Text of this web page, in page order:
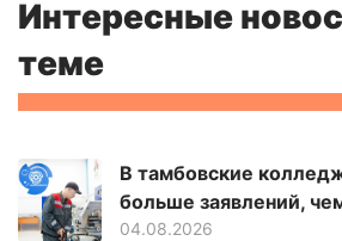
Интересные
теме
В тамбовские
больше заявлений,
04.08.2026